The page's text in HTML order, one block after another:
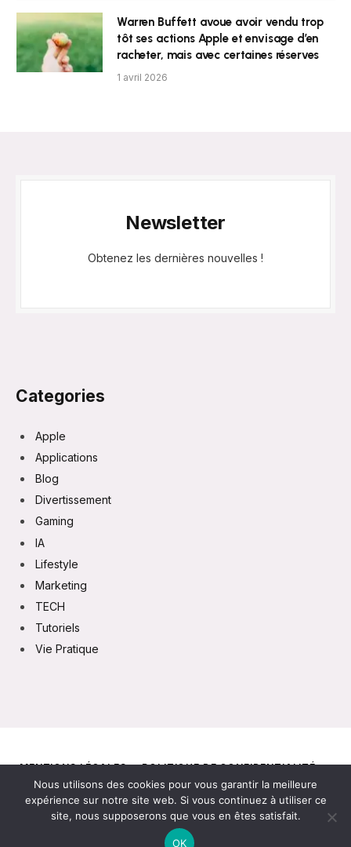
Warren Buffett avoue avoir vendu trop
tôt ses actions Apple et envisage d’en
racheter, mais avec certaines réserves
1 avril 2026
Newsletter
Obtenez les dernières nouvelles !
Categories
Apple
Applications
Blog
Divertissement
Gaming
IA
Lifestyle
Marketing
TECH
Tutoriels
Vie Pratique
MENTIONS LÉGALES
POLITIQUE DE CONFIDENTIALITÉ
CONTACT
© 2026
Nous utilisons des cookies pour vous garantir la meilleure
expérience sur notre site web. Si vous continuez à utiliser ce
site, nous supposerons que vous en êtes satisfait.
OK